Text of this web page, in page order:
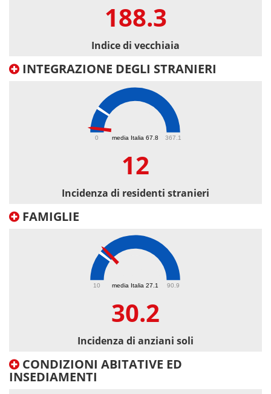
188.3
Indice di vecchiaia
INTEGRAZIONE DEGLI STRANIERI
media Italia 67.8
0 367.1
12
Incidenza di residenti stranieri
FAMIGLIE
media Italia 27.1
10 90.9
30.2
Incidenza di anziani soli
CONDIZIONI ABITATIVE ED
INSEDIAMENTI